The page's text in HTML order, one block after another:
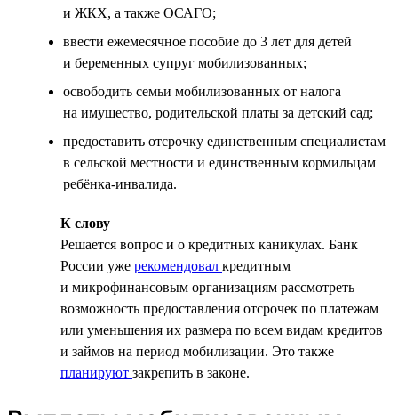
и ЖКХ, а также ОСАГО;
ввести ежемесячное пособие до 3 лет для детей
и беременных супруг мобилизованных;
освободить семьи мобилизованных от налога
на имущество, родительской платы за детский сад;
предоставить отсрочку единственным специалистам
в сельской местности и единственным кормильцам
ребёнка-инвалида.
К слову
Решается вопрос и о кредитных каникулах. Банк
России уже рекомендовал кредитным
и микрофинансовым организациям рассмотреть
возможность предоставления отсрочек по платежам
или уменьшения их размера по всем видам кредитов
и займов на период мобилизации. Это также
планируют закрепить в законе.